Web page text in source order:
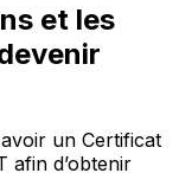
et les
un Certificat
afin d’obtenir